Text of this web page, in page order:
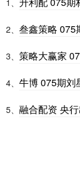
2、 叁鑫策略 075
3、 策略大赢家
4、 牛博 075期刘
5、 融合配资 央